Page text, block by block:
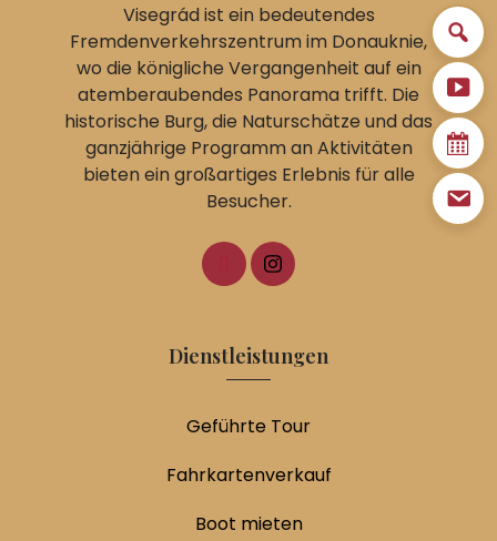
Visegrád ist ein bedeutendes
Fremdenverkehrszentrum im Donauknie,
wo die königliche Vergangenheit auf ein
atemberaubendes Panorama trifft. Die
historische Burg, die Naturschätze und das
ganzjährige Programm an Aktivitäten
bieten ein großartiges Erlebnis für alle
Besucher.
Dienstleistungen
Geführte Tour
Fahrkartenverkauf
Boot mieten